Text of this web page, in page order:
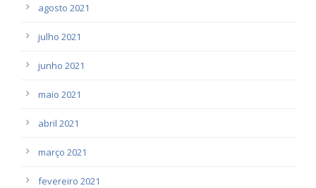
agosto 2021
julho 2021
junho 2021
maio 2021
abril 2021
março 2021
fevereiro 2021